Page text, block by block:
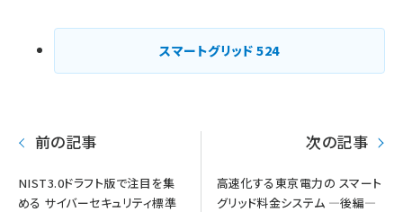
ジ
送
スマートグリッド524
前の記事
NIST3.0ドラフト版で注目を集
める サイバーセキュリティ標準
次の記事
高速化する東京電力の スマート
グリッド料金システム ―後編―